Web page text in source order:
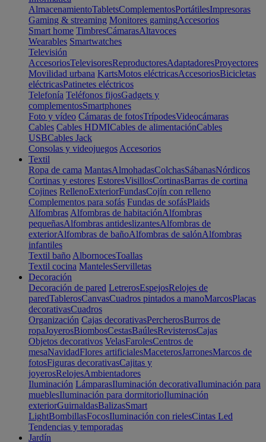
AlmacenamientoTabletsComplementosPortátilesImpresoras
Gaming & streaming Monitores gamingAccesorios
Smart home TimbresCámarasAltavoces
Wearables Smartwatches
Televisión
AccesoriosTelevisoresReproductoresAdaptadoresProyectores
Movilidad urbana KartsMotos eléctricasAccesoriosBicicletas
eléctricasPatinetes eléctricos
Telefonía Teléfonos fijosGadgets y
complementosSmartphones
Foto y vídeo Cámaras de fotosTrípodesVideocámaras
Cables Cables HDMICables de alimentaciónCables
USBCables Jack
Consolas y videojuegos Accesorios
Textil
Ropa de cama MantasAlmohadasColchasSábanasNórdicos
Cortinas y estores EstoresVisillosCortinasBarras de cortina
Cojines RellenoExteriorFundasCojín con relleno
Complementos para sofás Fundas de sofásPlaids
Alfombras Alfombras de habitaciónAlfombras
pequeñasAlfombras antideslizantesAlfombras de
exteriorAlfombras de bañoAlfombras de salónAlfombras
infantiles
Textil baño AlbornocesToallas
Textil cocina MantelesServilletas
Decoración
Decoración de pared LetrerosEspejosRelojes de
paredTablerosCanvasCuadros pintados a manoMarcosPlacas
decorativasCuadros
Organización Cajas decorativasPercherosBurros de
ropaJoyerosBiombosCestasBaúlesRevisterosCajas
Objetos decorativos VelasFarolesCentros de
mesaNavidadFlores artificialesMaceterosJarronesMarcos de
fotosFiguras decorativasCajitas y
joyerosRelojesAmbientadores
Iluminación LámparasIluminación decorativaIluminación para
mueblesIluminación para dormitorioIluminación
exteriorGuirnaldasBalizasSmart
LightBombillasFocosIluminación con rielesCintas Led
Tendencias y temporadas
Jardín